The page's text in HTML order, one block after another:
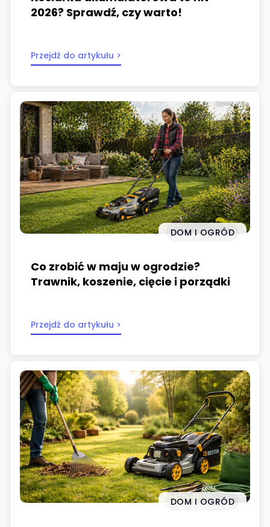
2026? Sprawdź, czy warto!
Przejdź do artykułu >
DOM I OGRÓD
Co zrobić w maju w ogrodzie?
Trawnik, koszenie, cięcie i porządki
Przejdź do artykułu >
DOM I OGRÓD